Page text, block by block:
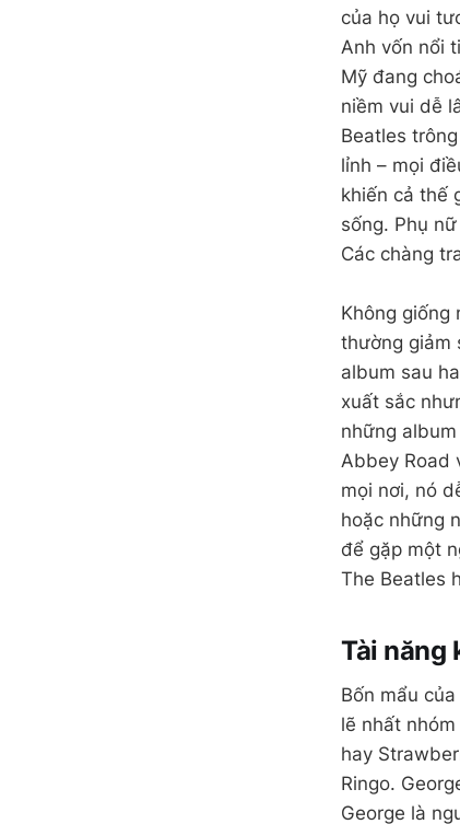
của họ vui
Anh vốn nổi
Mỹ đang
niềm vui dễ
Beatles
lỉnh – mọi
khiến cả thế
sống. Phụ
Các chàng
Không giống
thường giảm
album sau
xuất sắc
những
Abbey Road
mọi nơi, nó
hoặc những
để gặp một
The Beatles
Tài năng
Bốn mẩu
lẽ nhất
hay
Ringo.
George là